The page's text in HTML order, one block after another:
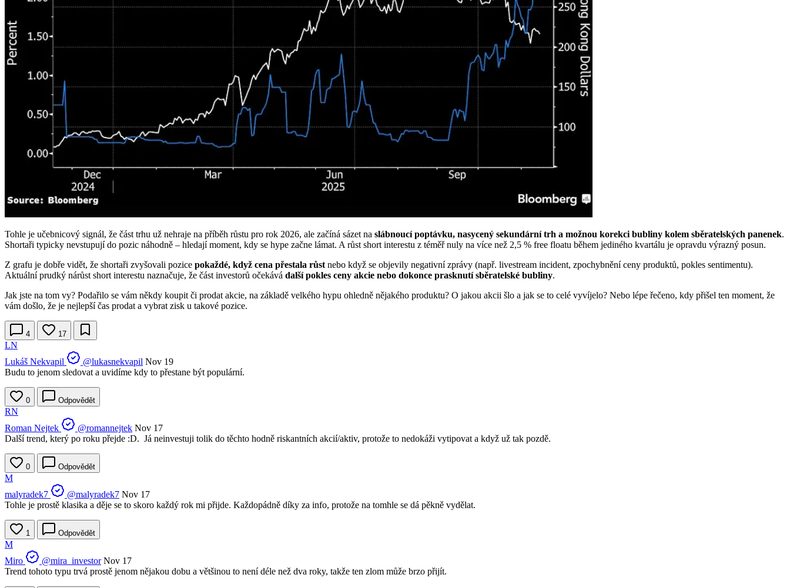
Tohle je učebnicový signál, že část trhu už nehraje na příběh růstu pro rok 2026, ale začíná sázet na slábnoucí poptávku, nasycený sekundární trh a možnou korekci bubliny kolem sběratelských panenek.
Shortaři typicky nevstupují do pozic náhodně – hledají moment, kdy se hype začne lámat. A růst short interestu z téměř nuly na více než 2,5 % free floatu během jediného kvartálu je opravdu výrazný posun.
Z grafu je dobře vidět, že shortaři zvyšovali pozice pokaždé, když cena přestala růst nebo když se objevily negativní zprávy (např. livestream incident, zpochybnění ceny produktů, pokles sentimentu).
Aktuální prudký nárůst short interestu naznačuje, že část investorů očekává další pokles ceny akcie nebo dokonce prasknutí sběratelské bubliny.
Jak jste na tom vy? Podařilo se vám někdy koupit či prodat akcie, na základě velkého hypu ohledně nějakého produktu? O jakou akcii šlo a jak se to celé vyvíjelo? Nebo lépe řečeno, kdy přišel ten moment, že
vám došlo, že je nejlepší čas prodat a vybrat zisk u takové pozice.
4 17
LN
Lukáš Nekvapil
@lukasnekvapil Nov 19
Budu to jenom sledovat a uvidíme kdy to přestane být populární.
0 Odpovědět
RN
Roman Nejtek
@romannejtek Nov 17
Další trend, který po roku přejde :D. Já neinvestuji tolik do těchto hodně riskantních akcií/aktiv, protože to nedokáži vytipovat a když už tak pozdě.
0 Odpovědět
M
malyradek7
@malyradek7 Nov 17
Tohle je prostě klasika a děje se to skoro každý rok mi přijde. Každopádně díky za info, protože na tomhle se dá pěkně vydělat.
1 Odpovědět
M
Miro
@mira_investor Nov 17
Trend tohoto typu trvá prostě jenom nějakou dobu a většinou to není déle než dva roky, takže ten zlom může brzo přijít.